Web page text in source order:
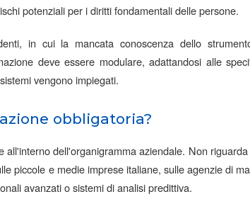
potenziali per i diritti fondamentali delle persone.
in cui la mancata conoscenza dello
deve essere modulare, adattandosi alle
vengono impiegati.
obbligatoria?
dell'organigramma aziendale. Non
piccole e medie imprese italiane, sulle agenzie di
avanzati o sistemi di analisi predittiva.